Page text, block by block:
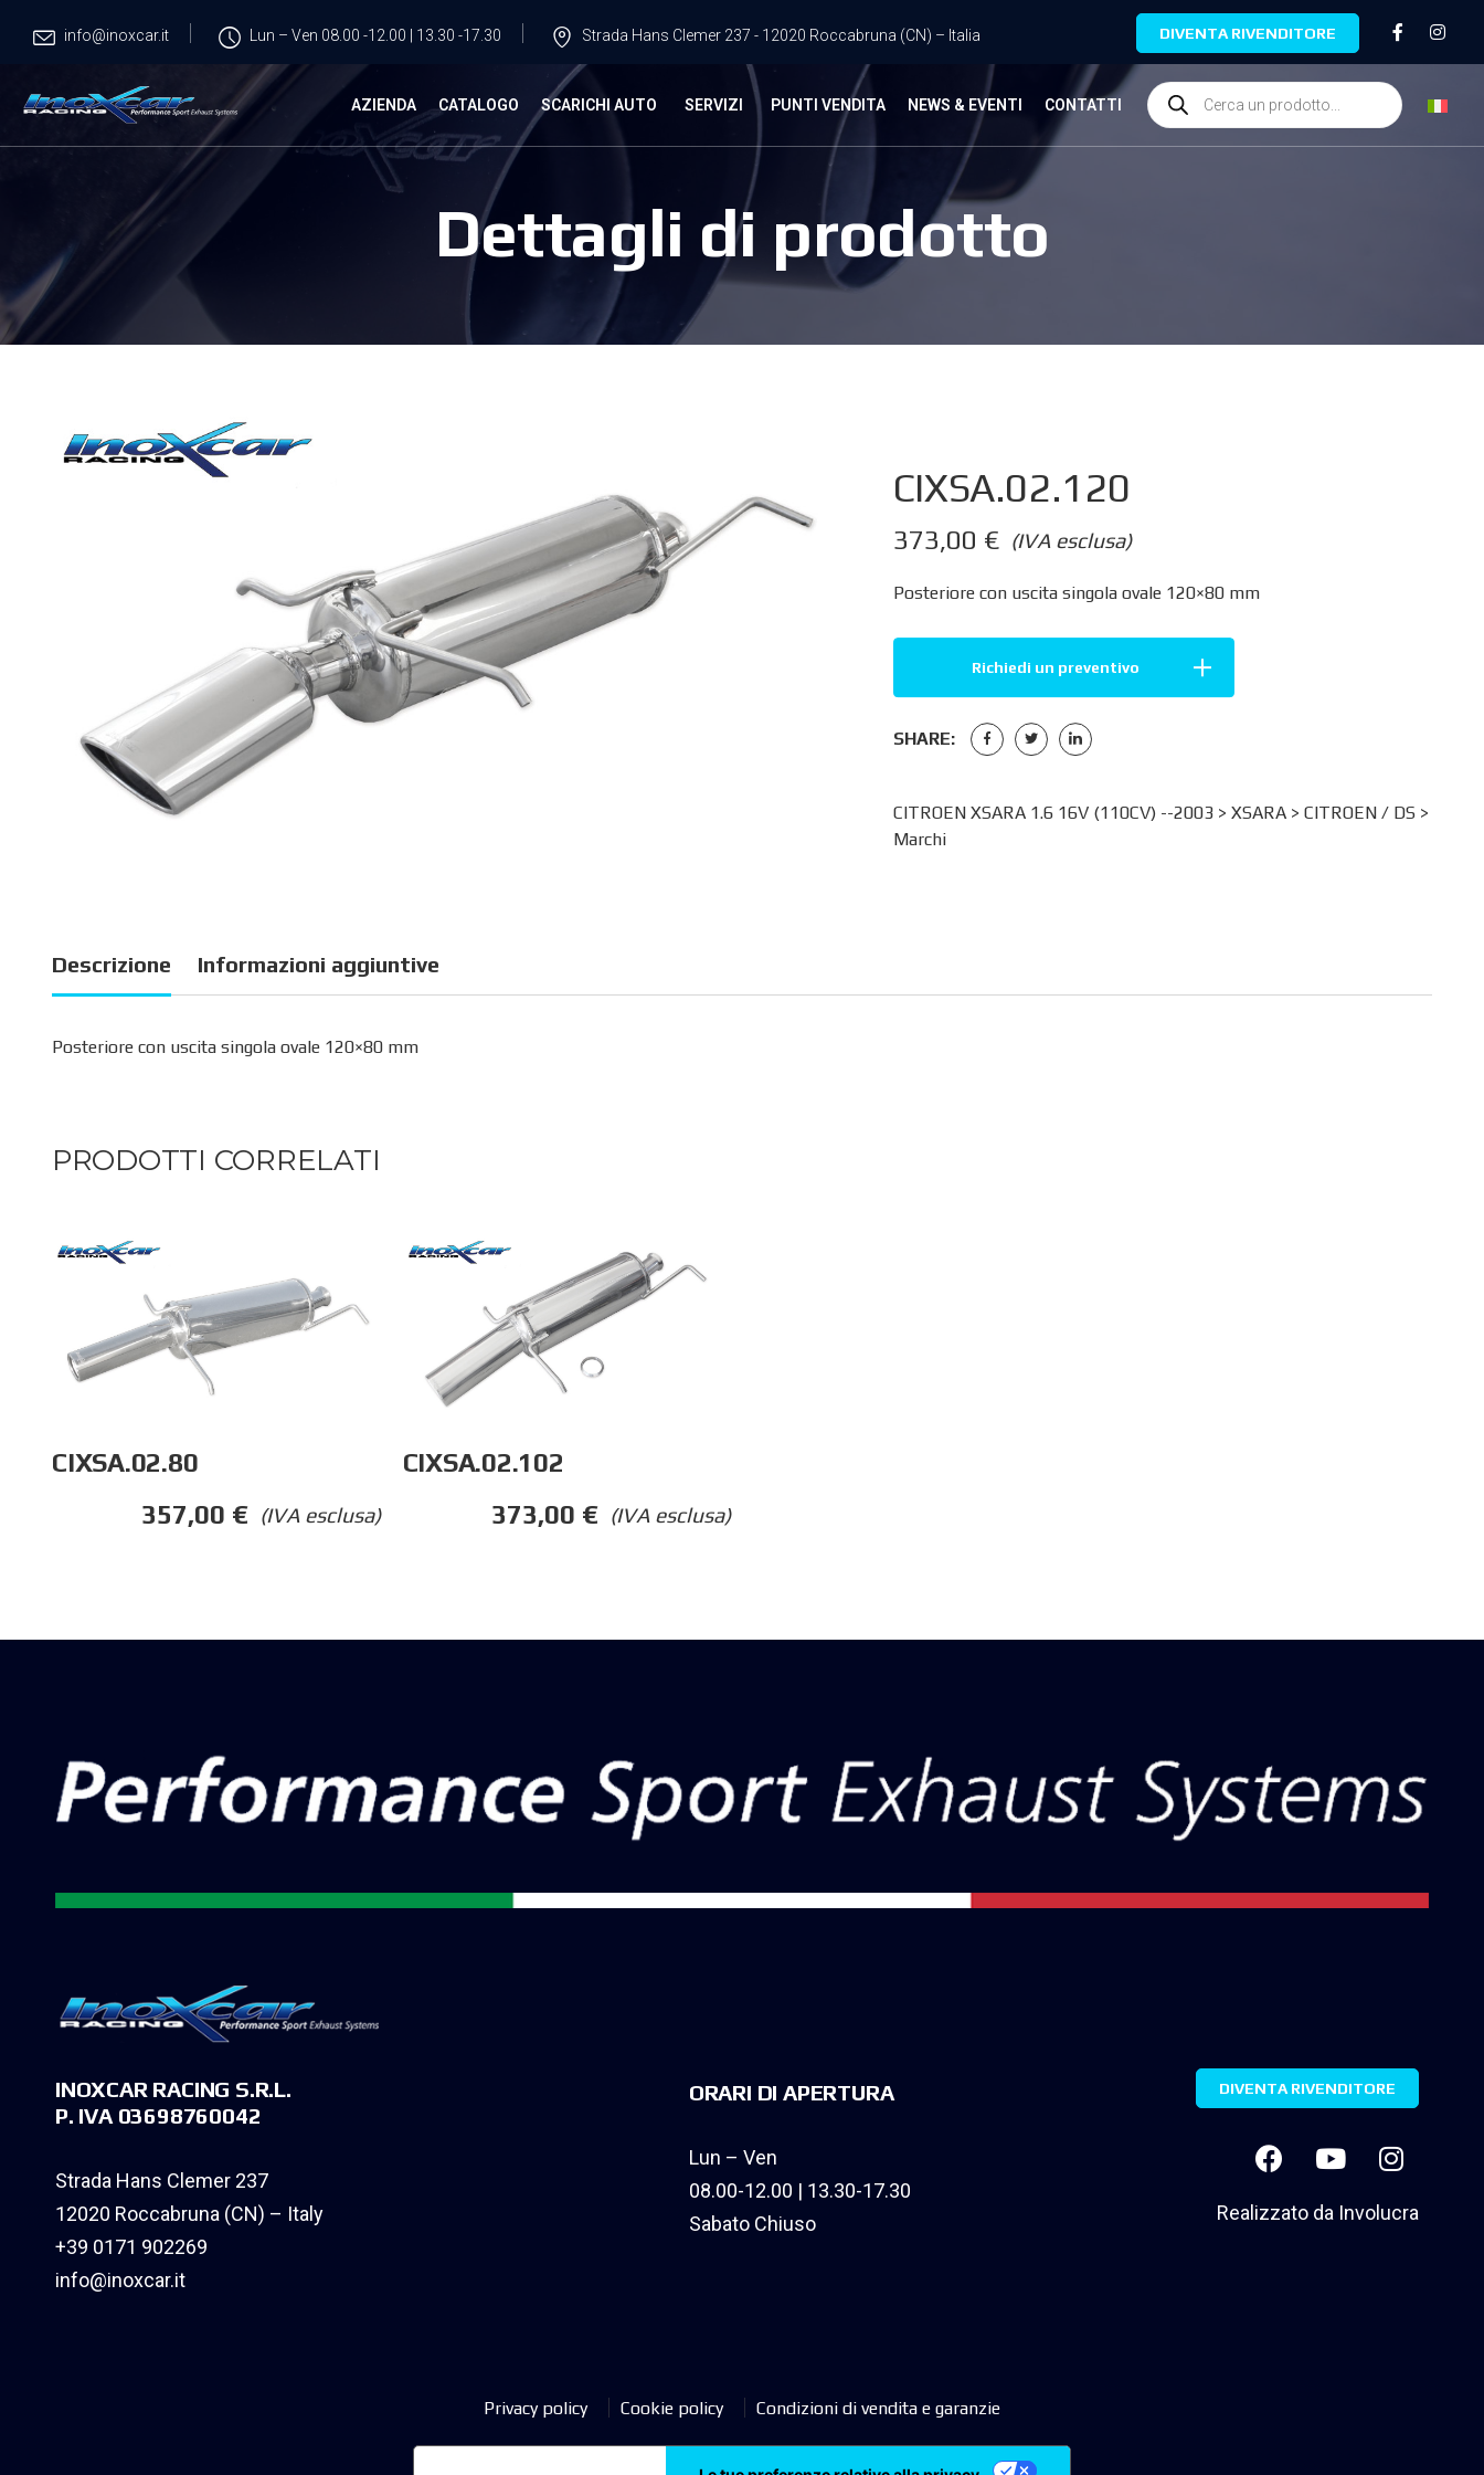
info@inoxcar.it Lun – Ven 08.00 -12.00 | 13.30 -17.30 Strada Hans Clemer 237 - 12020 Roccabruna (CN) – Italia DIVENTA RIVENDITORE
AZIENDA CATALOGO SCARICHI AUTO SERVIZI PUNTI VENDITA NEWS & EVENTI CONTATTI
Dettagli di prodotto
CIXSA.02.120
(IVA esclusa)
373,00 €
Posteriore con uscita singola ovale 120×80 mm
Richiedi un preventivo
SHARE:
CITROEN XSARA 1.6 16V (110CV) --2003 > XSARA> CITROEN / DS>
Marchi
Descrizione Informazioni aggiuntive
Posteriore con uscita singola ovale 120×80 mm
PRODOTTI CORRELATI
CIXSA.02.80
(IVA esclusa)
357,00 €
CIXSA.02.102
(IVA esclusa)
373,00 €
INOXCAR RACING S.R.L.
P. IVA 03698760042
Strada Hans Clemer 237
12020 Roccabruna (CN) – Italy
+39 0171 902269
info@inoxcar.it
ORARI DI APERTURA
Lun – Ven
08.00-12.00 | 13.30-17.30
Sabato Chiuso
DIVENTA RIVENDITORE
Realizzato da Involucra
Privacy policy Cookie policy Condizioni di vendita e garanzie